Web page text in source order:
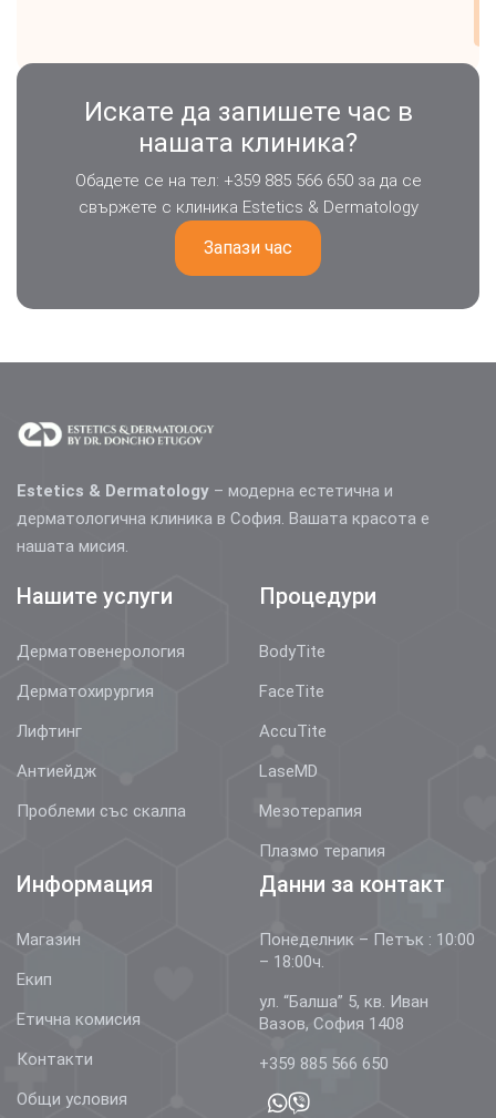
Искате да запишете час в
нашата клиника?
Обадете се на тел: +359 885 566 650 за да се
свържете с клиника Estetics & Dermatology
Запази час
Estetics & Dermatology – модерна естетична и
дерматологична клиника в София. Вашата красота е
нашата мисия.
Нашите услуги
Дерматовенерология
Дерматохирургия
Лифтинг
Антиейдж
Проблеми със скалпа
Процедури
BodyTite
FaceTite
AccuTite
LaseMD
Мезотерапия
Плазмо терапия
Информация
Магазин
Екип
Етична комисия
Контакти
Общи условия
Данни за контакт
Понеделник – Петък : 10:00
– 18:00ч.
ул. “Балша” 5, кв. Иван
Вазов, София 1408
+359 885 566 650